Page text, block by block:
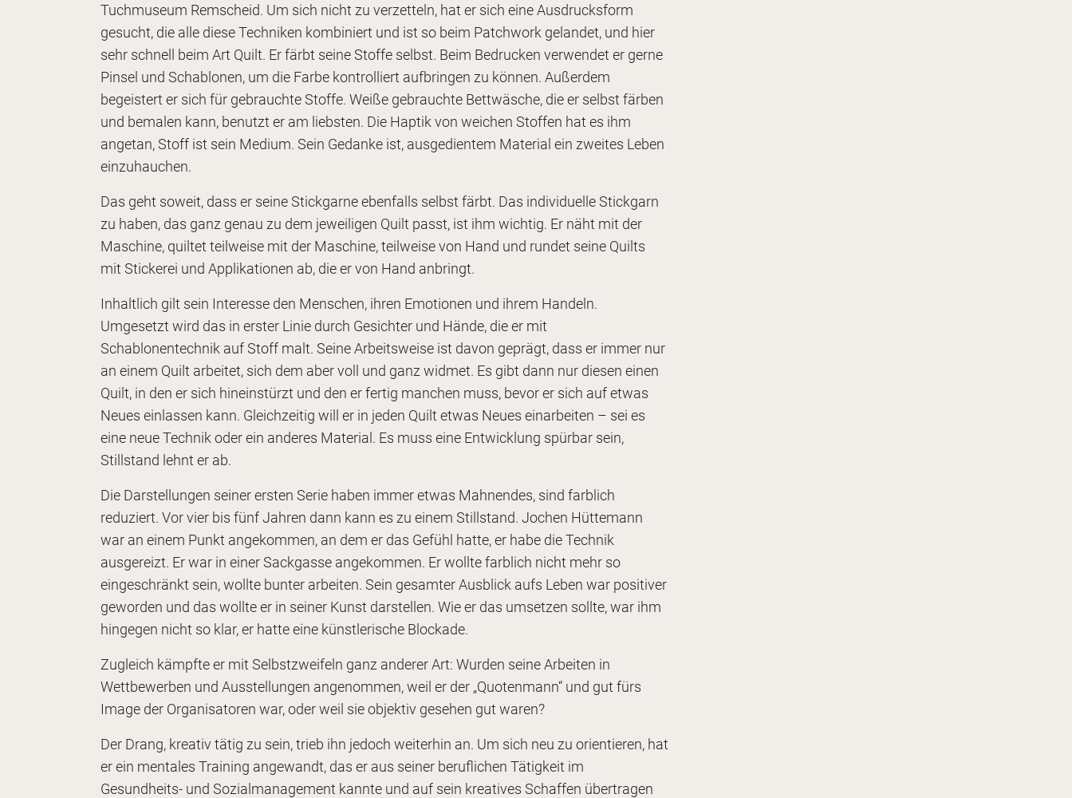
Tuchmuseum Remscheid. Um sich nicht zu verzetteln, hat er sich eine Ausdrucksform
gesucht, die alle diese Techniken kombiniert und ist so beim Patchwork gelandet, und hier
sehr schnell beim Art Quilt. Er färbt seine Stoffe selbst. Beim Bedrucken verwendet er gerne
Pinsel und Schablonen, um die Farbe kontrolliert aufbringen zu können. Außerdem
begeistert er sich für gebrauchte Stoffe. Weiße gebrauchte Bettwäsche, die er selbst färben
und bemalen kann, benutzt er am liebsten. Die Haptik von weichen Stoffen hat es ihm
angetan, Stoff ist sein Medium. Sein Gedanke ist, ausgedientem Material ein zweites Leben
einzuhauchen.
Das geht soweit, dass er seine Stickgarne ebenfalls selbst färbt. Das individuelle Stickgarn
zu haben, das ganz genau zu dem jeweiligen Quilt passt, ist ihm wichtig. Er näht mit der
Maschine, quiltet teilweise mit der Maschine, teilweise von Hand und rundet seine Quilts
mit Stickerei und Applikationen ab, die er von Hand anbringt.
Inhaltlich gilt sein Interesse den Menschen, ihren Emotionen und ihrem Handeln.
Umgesetzt wird das in erster Linie durch Gesichter und Hände, die er mit
Schablonentechnik auf Stoff malt. Seine Arbeitsweise ist davon geprägt, dass er immer nur
an einem Quilt arbeitet, sich dem aber voll und ganz widmet. Es gibt dann nur diesen einen
Quilt, in den er sich hineinstürzt und den er fertig manchen muss, bevor er sich auf etwas
Neues einlassen kann. Gleichzeitig will er in jeden Quilt etwas Neues einarbeiten – sei es
eine neue Technik oder ein anderes Material. Es muss eine Entwicklung spürbar sein,
Stillstand lehnt er ab.
Die Darstellungen seiner ersten Serie haben immer etwas Mahnendes, sind farblich
reduziert. Vor vier bis fünf Jahren dann kann es zu einem Stillstand. Jochen Hüttemann
war an einem Punkt angekommen, an dem er das Gefühl hatte, er habe die Technik
ausgereizt. Er war in einer Sackgasse angekommen. Er wollte farblich nicht mehr so
eingeschränkt sein, wollte bunter arbeiten. Sein gesamter Ausblick aufs Leben war positiver
geworden und das wollte er in seiner Kunst darstellen. Wie er das umsetzen sollte, war ihm
hingegen nicht so klar, er hatte eine künstlerische Blockade.
Zugleich kämpfte er mit Selbstzweifeln ganz anderer Art: Wurden seine Arbeiten in
Wettbewerben und Ausstellungen angenommen, weil er der „Quotenmann“ und gut fürs
Image der Organisatoren war, oder weil sie objektiv gesehen gut waren?
Der Drang, kreativ tätig zu sein, trieb ihn jedoch weiterhin an. Um sich neu zu orientieren, hat
er ein mentales Training angewandt, das er aus seiner beruflichen Tätigkeit im
Gesundheits- und Sozialmanagement kannte und auf sein kreatives Schaffen übertragen